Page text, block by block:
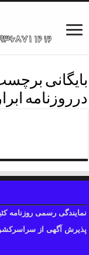
بایگانی
درروزنامه
نمایندگی رسمی روزنامه
پذیرش آگهی از